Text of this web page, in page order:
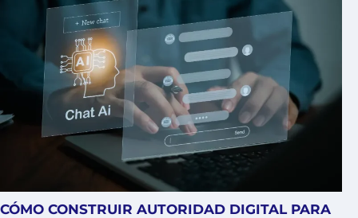
CÓMO CONSTRUIR AUTORIDAD DIGITAL PARA